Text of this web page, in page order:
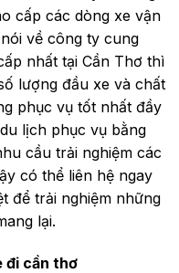
cấp các dòng xe vận
về công ty cung
nhất tại Cần Thơ thì
lượng đầu xe và chất
phục vụ tốt nhất đầy
lịch phục vụ bằng
cầu trải nghiệm các
có thể liên hệ ngay
để trải nghiệm những
lại.
đi cần thơ